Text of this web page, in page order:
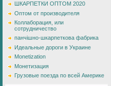
ШКАРПЕТКИ ОПТОМ 2020
Оптом от производителя
Коллаборация, или
сотрудничество
панчішно-шкарпеткова фабрика
Идеальные дороги в Украине
Monetization
Монетизация
Грузовые поезда по всей Америке